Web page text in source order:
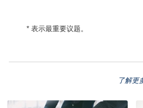
* 表示最重要议题。
了解更